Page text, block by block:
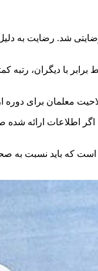
شد. رضایت به
با دیگران، رتبه
معلمان برای دوره
اطلاعات ارائه شده
نخستین فردی است که